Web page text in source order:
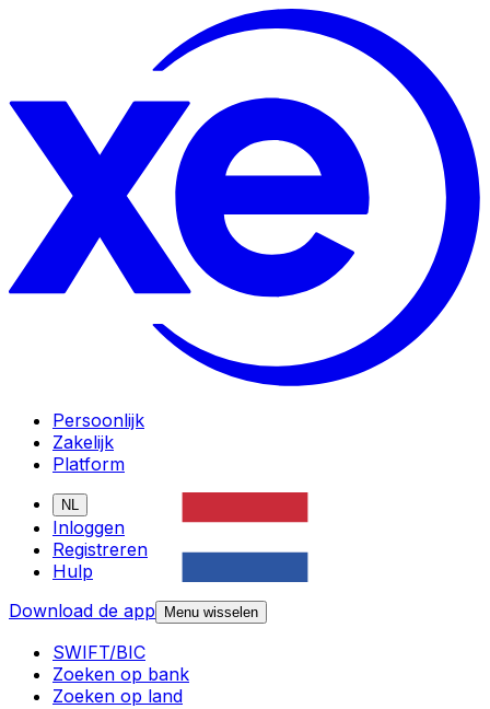
Persoonlijk
Zakelijk
Platform
NL
Inloggen
Registreren
Hulp
Download de app
Menu wisselen
SWIFT/BIC
Zoeken op bank
Zoeken op land